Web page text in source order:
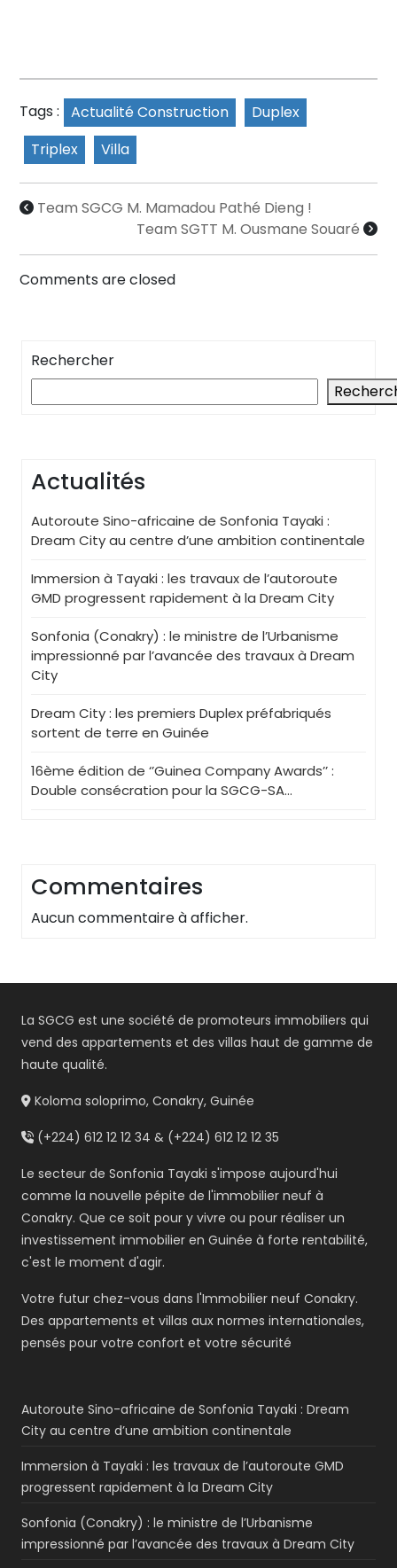
Tags : Actualité Construction
Duplex
Triplex
Villa
Team SGCG M. Mamadou Pathé Dieng !
Team SGTT M. Ousmane Souaré
Comments are closed
Rechercher
Actualités
Autoroute Sino-africaine de Sonfonia Tayaki :
Dream City au centre d’une ambition continentale
Immersion à Tayaki : les travaux de l’autoroute
GMD progressent rapidement à la Dream City
Sonfonia (Conakry) : le ministre de l’Urbanisme
impressionné par l’avancée des travaux à Dream
City
Dream City : les premiers Duplex préfabriqués
sortent de terre en Guinée
16ème édition de ‘’Guinea Company Awards’’ :
Double consécration pour la SGCG-SA…
Commentaires
Aucun commentaire à afficher.
La SGCG est une société de promoteurs immobiliers qui
vend des appartements et des villas haut de gamme de
haute qualité.
Koloma soloprimo, Conakry, Guinée
(+224) 612 12 12 34 & (+224) 612 12 12 35
Le secteur de Sonfonia Tayaki s'impose aujourd'hui
comme la nouvelle pépite de l'immobilier neuf à
Conakry. Que ce soit pour y vivre ou pour réaliser un
investissement immobilier en Guinée à forte rentabilité,
c'est le moment d'agir.
Votre futur chez-vous dans l'Immobilier neuf Conakry.
Des appartements et villas aux normes internationales,
pensés pour votre confort et votre sécurité
Autoroute Sino-africaine de Sonfonia Tayaki : Dream
City au centre d’une ambition continentale
Immersion à Tayaki : les travaux de l’autoroute GMD
progressent rapidement à la Dream City
Sonfonia (Conakry) : le ministre de l’Urbanisme
impressionné par l’avancée des travaux à Dream City